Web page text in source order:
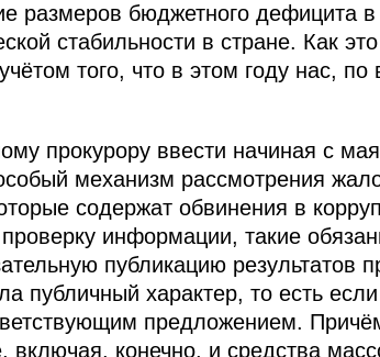
размеров бюджетного дефицита
стабильности в стране. Как
того, что в этом году нас,
прокурору ввести начиная с
механизм рассмотрения
содержат обвинения в
информации, такие
публикацию результатов
публичный характер, то есть
предложением.
включая, конечно, и средства